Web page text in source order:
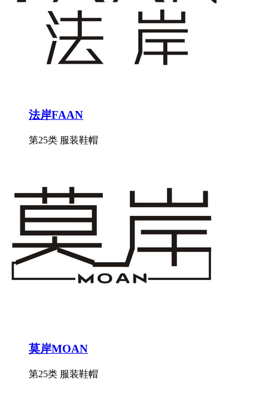
法岸FAAN
第25类 服装鞋帽
莫岸MOAN
第25类 服装鞋帽